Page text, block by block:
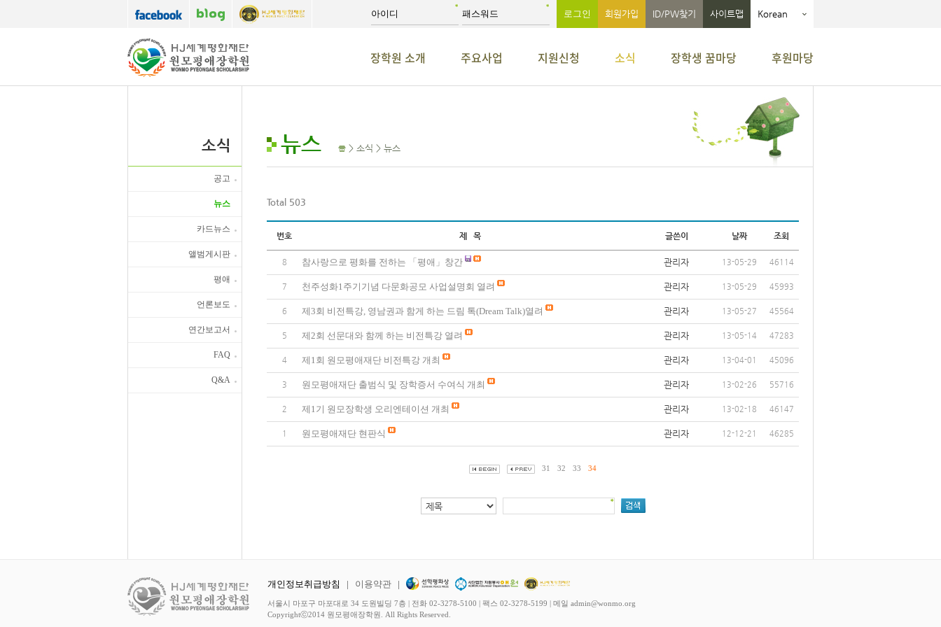
회원가입 ID/PW찾기 사이트맵 Korean
장학원 소개 주요사업 지원신청 소식 장학생 꿈마당 후원마당
소식
공고
뉴스
카드뉴스
앨범게시판
평애
언론보도
연간보고서
FAQ
Q&A
뉴스 > 소식 > 뉴스
Total 503
번호 제 목 글쓴이 날짜 조회
8 참사랑으로 평화를 전하는 「평애」창간 관리자 13-05-29 46114
7 천주성화1주기기념 다문화공모 사업설명회 열려 관리자 13-05-29 45993
6 제3회 비전특강, 영남권과 함게 하는 드림 톡(Dream Talk)열려 관리자 13-05-27 45564
5 제2회 선문대와 함께 하는 비전특강 열려 관리자 13-05-14 47283
4 제1회 원모평애재단 비전특강 개최 관리자 13-04-01 45096
3 원모평애재단 출범식 및 장학증서 수여식 개최 관리자 13-02-26 55716
2 제1기 원모장학생 오리엔테이션 개최 관리자 13-02-18 46147
1 원모평애재단 현판식 관리자 12-12-21 46285
31 32 33 34
개인정보취급방침 | 이용약관 |
서울시 마포구 마포대로 34 도원빌딩 7층 | 전화 02-3278-5100 | 팩스 02-3278-5199 | 메일 admin@wonmo.org
Copyrightⓒ2014 원모평애장학원. All Rights Reserved.